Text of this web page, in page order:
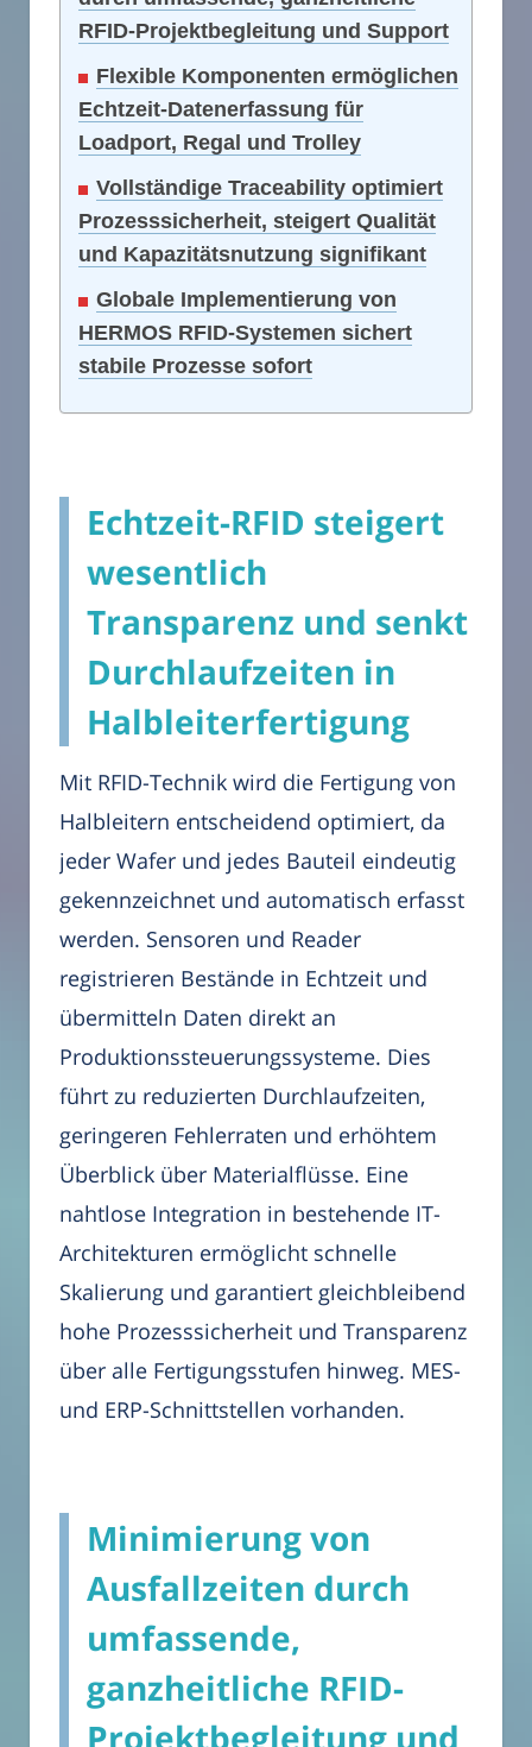
RFID-Projektbegleitung und Support
Flexible Komponenten ermöglichen
Echtzeit-Datenerfassung für
Loadport, Regal und Trolley
Vollständige Traceability optimiert
Prozesssicherheit, steigert Qualität
und Kapazitätsnutzung signifikant
Globale Implementierung von
HERMOS RFID-Systemen sichert
stabile Prozesse sofort
Echtzeit-RFID steigert
wesentlich
Transparenz und senkt
Durchlaufzeiten in
Halbleiterfertigung
Mit RFID-Technik wird die Fertigung von
Halbleitern entscheidend optimiert, da
jeder Wafer und jedes Bauteil eindeutig
gekennzeichnet und automatisch erfasst
werden. Sensoren und Reader
registrieren Bestände in Echtzeit und
übermitteln Daten direkt an
Produktionssteuerungssysteme. Dies
führt zu reduzierten Durchlaufzeiten,
geringeren Fehlerraten und erhöhtem
Überblick über Materialflüsse. Eine
nahtlose Integration in bestehende IT-
Architekturen ermöglicht schnelle
Skalierung und garantiert gleichbleibend
hohe Prozesssicherheit und Transparenz
über alle Fertigungsstufen hinweg. MES-
und ERP-Schnittstellen vorhanden.
Minimierung von
Ausfallzeiten durch
umfassende,
ganzheitliche RFID-
Projektbegleitung und